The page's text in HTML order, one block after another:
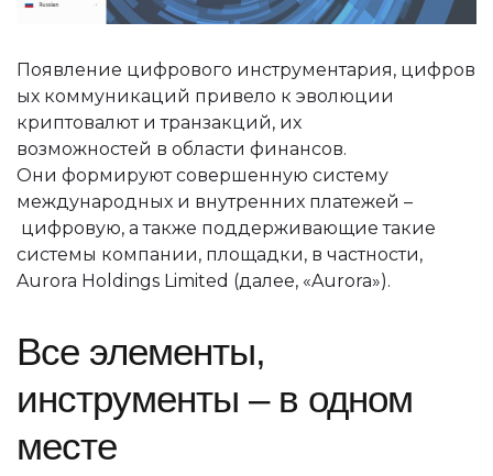
Появление цифрового инструментария, цифров
ых коммуникаций привело к эволюции
криптовалют и транзакций, их
возможностей в области финансов.
Они формируют совершенную систему
международных и внутренних платежей –
цифровую, а также поддерживающие такие
системы компании, площадки, в частности,
Aurora Holdings Limited (далее, «Aurora»).
Все элементы,
инструменты – в одном
месте